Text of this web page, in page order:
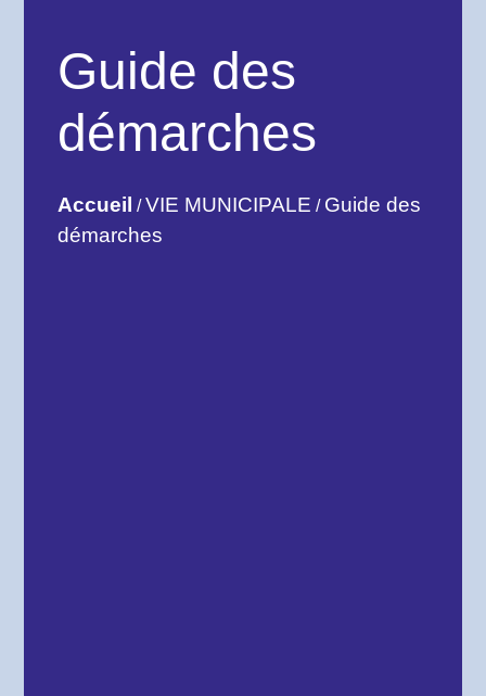
Guide des
démarches
Accueil /VIE MUNICIPALE / Guide des
démarches